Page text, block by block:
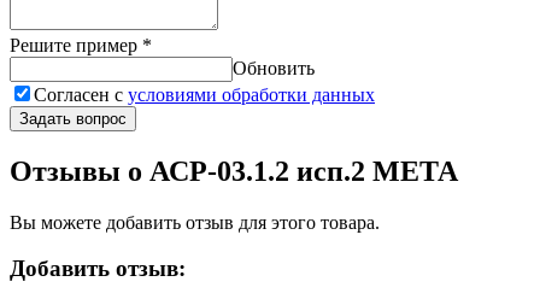
Решите пример *
Обновить
Согласен с условиями обработки данных
Задать вопрос
Отзывы о АСР-03.1.2 исп.2 МЕТА
Вы можете добавить отзыв для этого товара.
Добавить отзыв: